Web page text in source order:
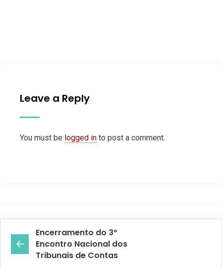
Leave a Reply
You must be logged in to post a comment.
Encerramento do 3º
Encontro Nacional dos
Tribunais de Contas